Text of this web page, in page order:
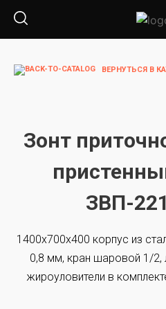
ВЕРНУТЬСЯ В
Зонт
ЗВП-
1400х700х400 корпус из
0,8 мм, кран шаровой 1/2,
жироуловители в